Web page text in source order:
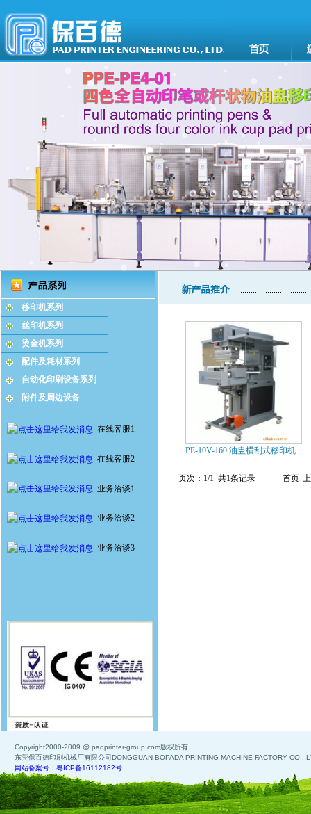
移印机系列
丝印机系列
烫金机系列
配件及耗材系列
自动化印刷设备系列
附件及周边设备
在线客服1
在线客服2
业务洽谈1
业务洽谈2
业务洽谈3
PE-10V-160 油盅横刮式移印机
页次：1/1 共1条记录 首页
Copyright2000-2009 @ padprinter-group.com版权所有
东莞保百德印刷机械厂有限公司DONGGUAN BOPADA PRINTING MACHINE FACTORY CO.,
网站备案号：粤ICP备16112182号